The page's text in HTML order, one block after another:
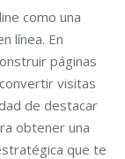
como una
línea. En
páginas
visitas
de destacar
obtener una
que te